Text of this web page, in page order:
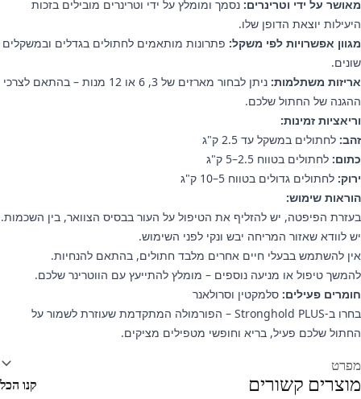
מאושר על ידי וטרינרים: נסמך ומומלץ על ידי וטרינרים מובילים בזכות
היעילות יוצאת הדופן שלו.
מגוון אפשרויות לפי משקל: פתרונות מותאמים לחתולים בגדלים ובמשקלים
שונים.
אריזות משתלמות:
ניתן לבחור מארזים של 3, 6 או 12 מנות – בהתאם לצרכי
ההגנה של החתול שלכם.
וריאציות זמינות:
זהב: לחתולים במשקל עד 2.5 ק"ג
כתום: לחתולים בטווח 2.5–5 ק"ג
ירוק: לחתולים גדולים בטווח 5–10 ק"ג
הוראות שימוש:
בעזרת הפיפטה, יש להזליף את הטיפול על העור בבסיס הצוואר, בין השכמות.
יש לוודא שאזור המריחה יבש ונקי לפני השימוש.
אין להשתמש בבעלי חיים אחרים מלבד חתולים, בהתאם להנחיות.
להמשך טיפול או מניעה נוספים – מומלץ להתייעץ עם הווטרינר שלכם.
חומרים פעילים: סלמקטין וסרולאנר
בחרו ב‑Stronghold PLUS – הפורמולה המתקדמת שעוזרת לשמור על
החתול שלכם פעיל, בריא וחופשי מטפילים מציקים.
מפרט
מוצרים קשורים קנו הכל